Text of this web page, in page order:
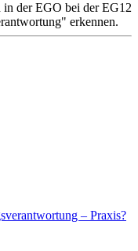
der EGO bei der EG12
erkennen.
– Praxis?